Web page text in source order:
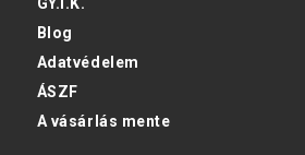
Blog
Adatvédelem
ÁSZF
A vásárlás mente